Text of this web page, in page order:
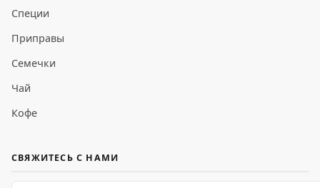
Специи
Приправы
Семечки
Чай
Кофе
СВЯЖИТЕСЬ С НАМИ